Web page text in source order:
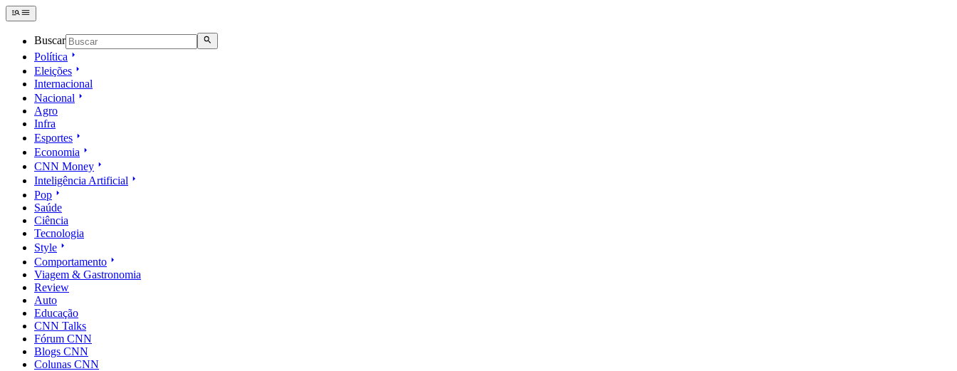
Buscar
Política
Eleições
Internacional
Nacional
Agro
Infra
Esportes
Economia
CNN Money
Inteligência Artificial
Pop
Saúde
Ciência
Tecnologia
Style
Comportamento
Viagem & Gastronomia
Review
Auto
Educação
CNN Talks
Fórum CNN
Blogs CNN
Colunas CNN